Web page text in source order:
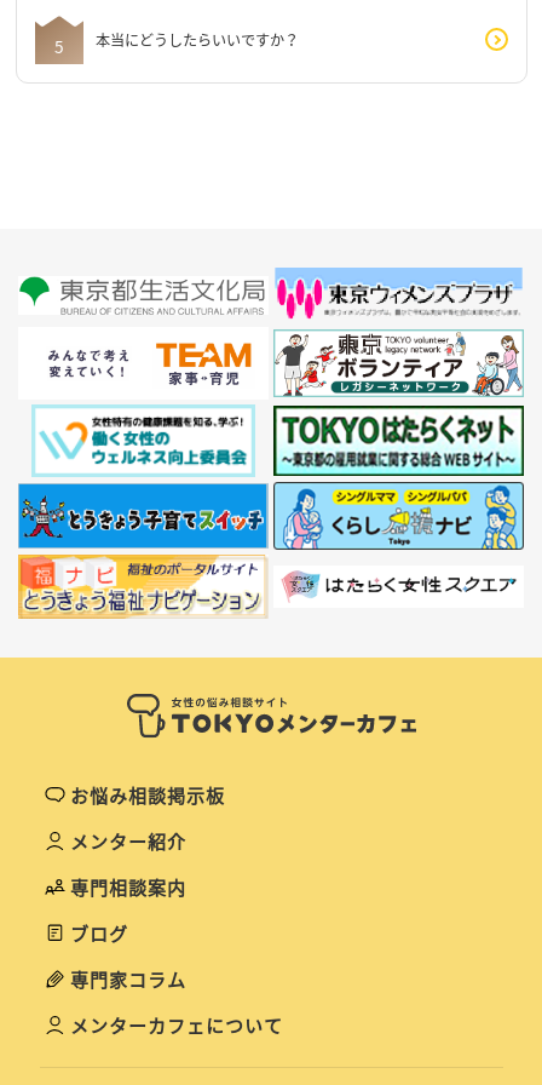
本当にどうしたらいいですか？
お悩み相談掲示板
メンター紹介
専門相談案内
ブログ
専門家コラム
メンターカフェについて